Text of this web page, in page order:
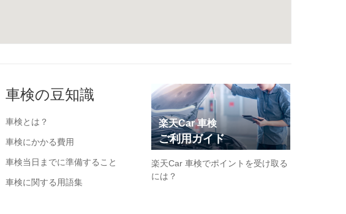
車検の豆知識
車検とは？
車検にかかる費用
車検当日までに準備すること
車検に関する用語集
楽天Car 車検
ご利用ガイド
楽天Car 車検でポイントを受け取る
には？